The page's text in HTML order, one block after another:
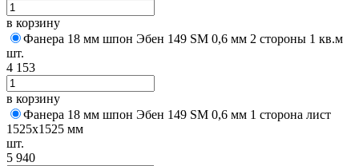
в корзину
Фанера 18 мм шпон Эбен 149 SM 0,6 мм 2 стороны 1 кв.м
шт.
4 153
в корзину
Фанера 18 мм шпон Эбен 149 SM 0,6 мм 1 сторона лист
1525х1525 мм
шт.
5 940